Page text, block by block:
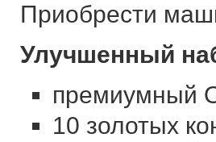
Приобрести
Улучшенный
премиумный
10 золотых